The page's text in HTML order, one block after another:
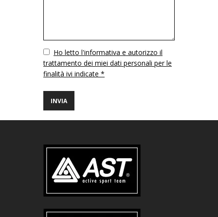
VuotoHo letto l'informativa e autorizzo il
trattamento dei miei dati personali per le
finalità ivi indicate *